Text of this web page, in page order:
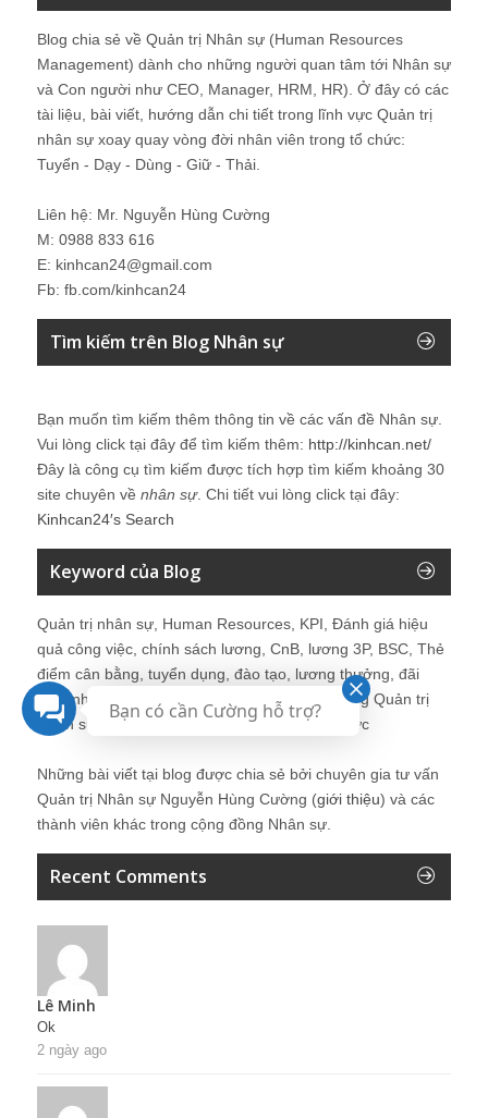
Blog chia sẻ về Quản trị Nhân sự (Human Resources
Management) dành cho những người quan tâm tới Nhân sự
và Con người như CEO, Manager, HRM, HR). Ở đây có các
tài liệu, bài viết, hướng dẫn chi tiết trong lĩnh vực Quản trị
nhân sự xoay quay vòng đời nhân viên trong tổ chức:
Tuyển - Dạy - Dùng - Giữ - Thải.
Liên hệ: Mr. Nguyễn Hùng Cường
M: 0988 833 616
E: kinhcan24@gmail.com
Fb: fb.com/kinhcan24
Tìm kiếm trên Blog Nhân sự
Bạn muốn tìm kiếm thêm thông tin về các vấn đề Nhân sự
Vui lòng click tại đây để tìm kiếm thêm: http://kinhcan.net/
Đây là công cụ tìm kiếm được tích hợp tìm kiếm khoảng 30
site chuyên về nhân sự. Chi tiết vui lòng click tại đây:
Kinhcan24′s Search
Keyword của Blog
Quản trị nhân sự, Human Resources, KPI, Đánh giá hiệu
quả công việc, chính sách lương, CnB, lương 3P, BSC, Thẻ
điểm cân bằng, tuyển dụng, đào tạo, lương thưởng, đãi
ngộ, nhân sự, tổ chức, cơ cấu tổ chức, hệ thống Quản trị
Nhân sự, trưởng phòng Nhân sự, tái tạo tổ chức
Những bài viết tại blog được chia sẻ bởi chuyên gia tư vấn
Quản trị Nhân sự Nguyễn Hùng Cường (giới thiệu) và các
thành viên khác trong cộng đồng Nhân sự.
Recent Comments
Lê Minh
Ok
2 ngày ago
Bạn có cần Cường hỗ trợ?